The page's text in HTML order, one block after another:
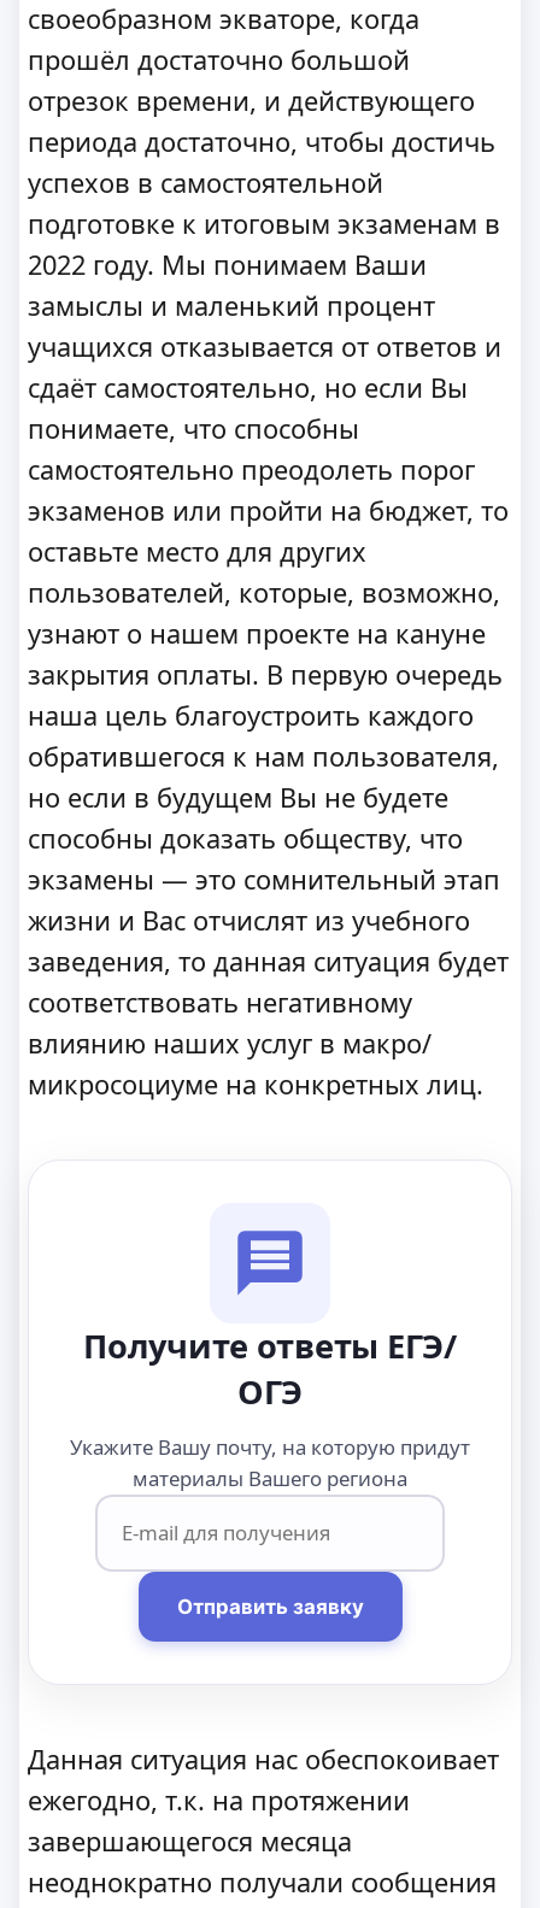
своеобразном экваторе, когда
прошёл достаточно большой
отрезок времени, и действующего
периода достаточно, чтобы достичь
успехов в самостоятельной
подготовке к итоговым экзаменам в
2022 году. Мы понимаем Ваши
замыслы и маленький процент
учащихся отказывается от ответов и
сдаёт самостоятельно, но если Вы
понимаете, что способны
самостоятельно преодолеть порог
экзаменов или пройти на бюджет, то
оставьте место для других
пользователей, которые, возможно,
узнают о нашем проекте на кануне
закрытия оплаты. В первую очередь
наша цель благоустроить каждого
обратившегося к нам пользователя,
но если в будущем Вы не будете
способны доказать обществу, что
экзамены — это сомнительный этап
жизни и Вас отчислят из учебного
заведения, то данная ситуация будет
соответствовать негативному
влиянию наших услуг в макро/
микросоциуме на конкретных лиц.
Получите ответы ЕГЭ/
ОГЭ
Укажите Вашу почту, на которую придут
материалы Вашего региона
Отправить заявку
Данная ситуация нас обеспокоивает
ежегодно, т.к. на протяжении
завершающегося месяца
неоднократно получали сообщения